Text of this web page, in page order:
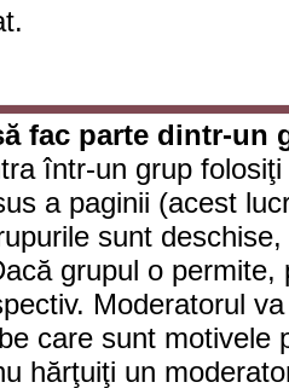
fac parte dintr-un
într-un grup
a paginii (acest
sunt
grupul o
Moderatorul
care sunt motivele
hărţuiţi un